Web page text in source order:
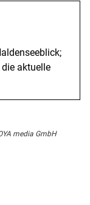
aktuelle
media GmbH